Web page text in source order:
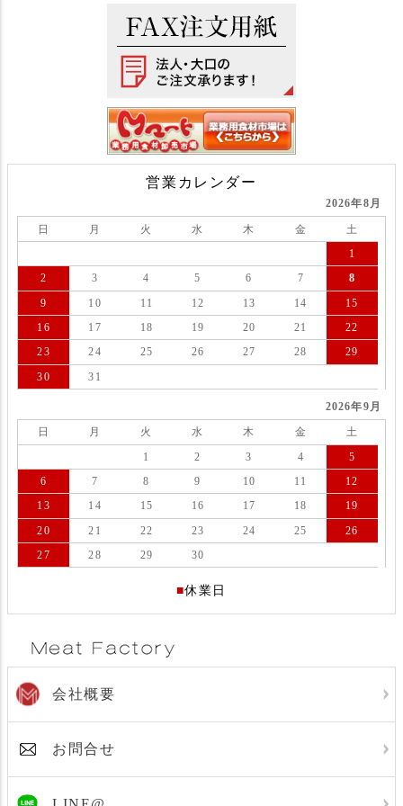
営業カレンダー
2026年8月
日 月 火 水 木 金
土
1
2
3 4 5 6 7
8
9
10 11 12 13 14
15
16
17 18 19 20 21
22
23
24 25 26 27 28
29
30
31
2026年9月
日 月 火 水 木 金
土
1
2 3 4
5
6
7 8 9 10 11
12
13
14 15 16 17 18
19
20
21 22 23 24 25
26
27
28 29 30
■休業日
会社概要
お問合せ